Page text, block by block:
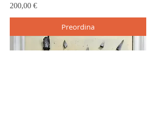
Prezzo
200,00 €
Preordina